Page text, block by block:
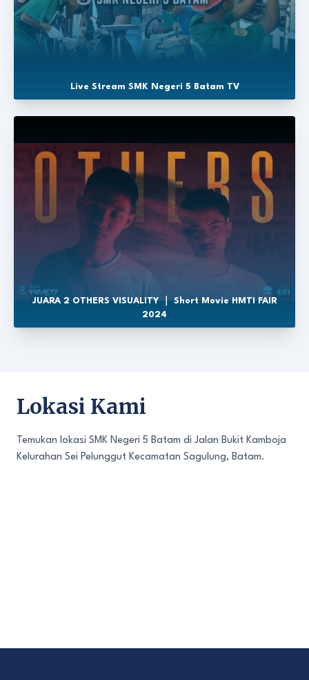
Live Stream SMK Negeri 5 Batam TV
JUARA 2 OTHERS VISUALITY ｜ Short Movie HMTI FAIR
2024
Lokasi Kami
Temukan lokasi SMK Negeri 5 Batam di Jalan Bukit Kamboja
Kelurahan Sei Pelunggut Kecamatan Sagulung, Batam.